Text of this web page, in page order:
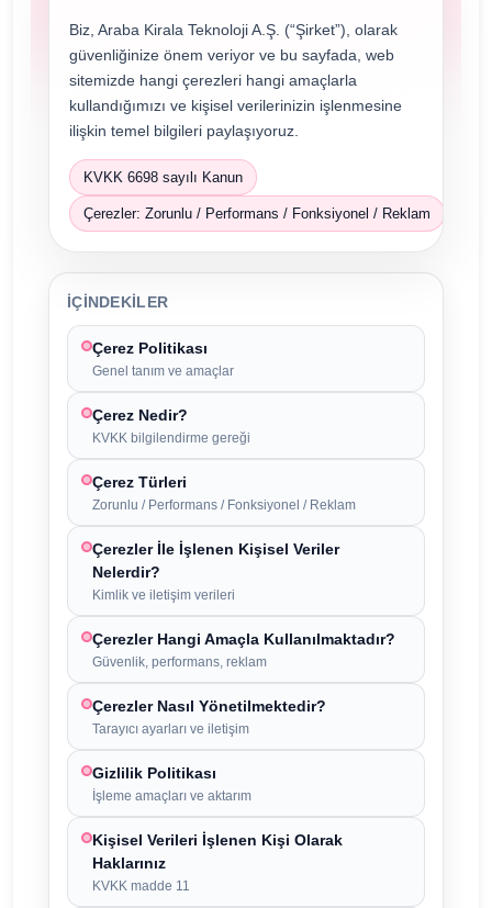
Biz, Araba Kirala Teknoloji A.Ş. (“Şirket”), olarak
güvenliğinize önem veriyor ve bu sayfada, web
sitemizde hangi çerezleri hangi amaçlarla
kullandığımızı ve kişisel verilerinizin işlenmesine
ilişkin temel bilgileri paylaşıyoruz.
KVKK 6698 sayılı Kanun
Çerezler: Zorunlu / Performans / Fonksiyonel / Reklam
İÇINDEKILER
Çerez Politikası
Genel tanım ve amaçlar
Çerez Nedir?
KVKK bilgilendirme gereği
Çerez Türleri
Zorunlu / Performans / Fonksiyonel / Reklam
Çerezler İle İşlenen Kişisel Veriler
Nelerdir?
Kimlik ve iletişim verileri
Çerezler Hangi Amaçla Kullanılmaktadır?
Güvenlik, performans, reklam
Çerezler Nasıl Yönetilmektedir?
Tarayıcı ayarları ve iletişim
Gizlilik Politikası
İşleme amaçları ve aktarım
Kişisel Verileri İşlenen Kişi Olarak
Haklarınız
KVKK madde 11